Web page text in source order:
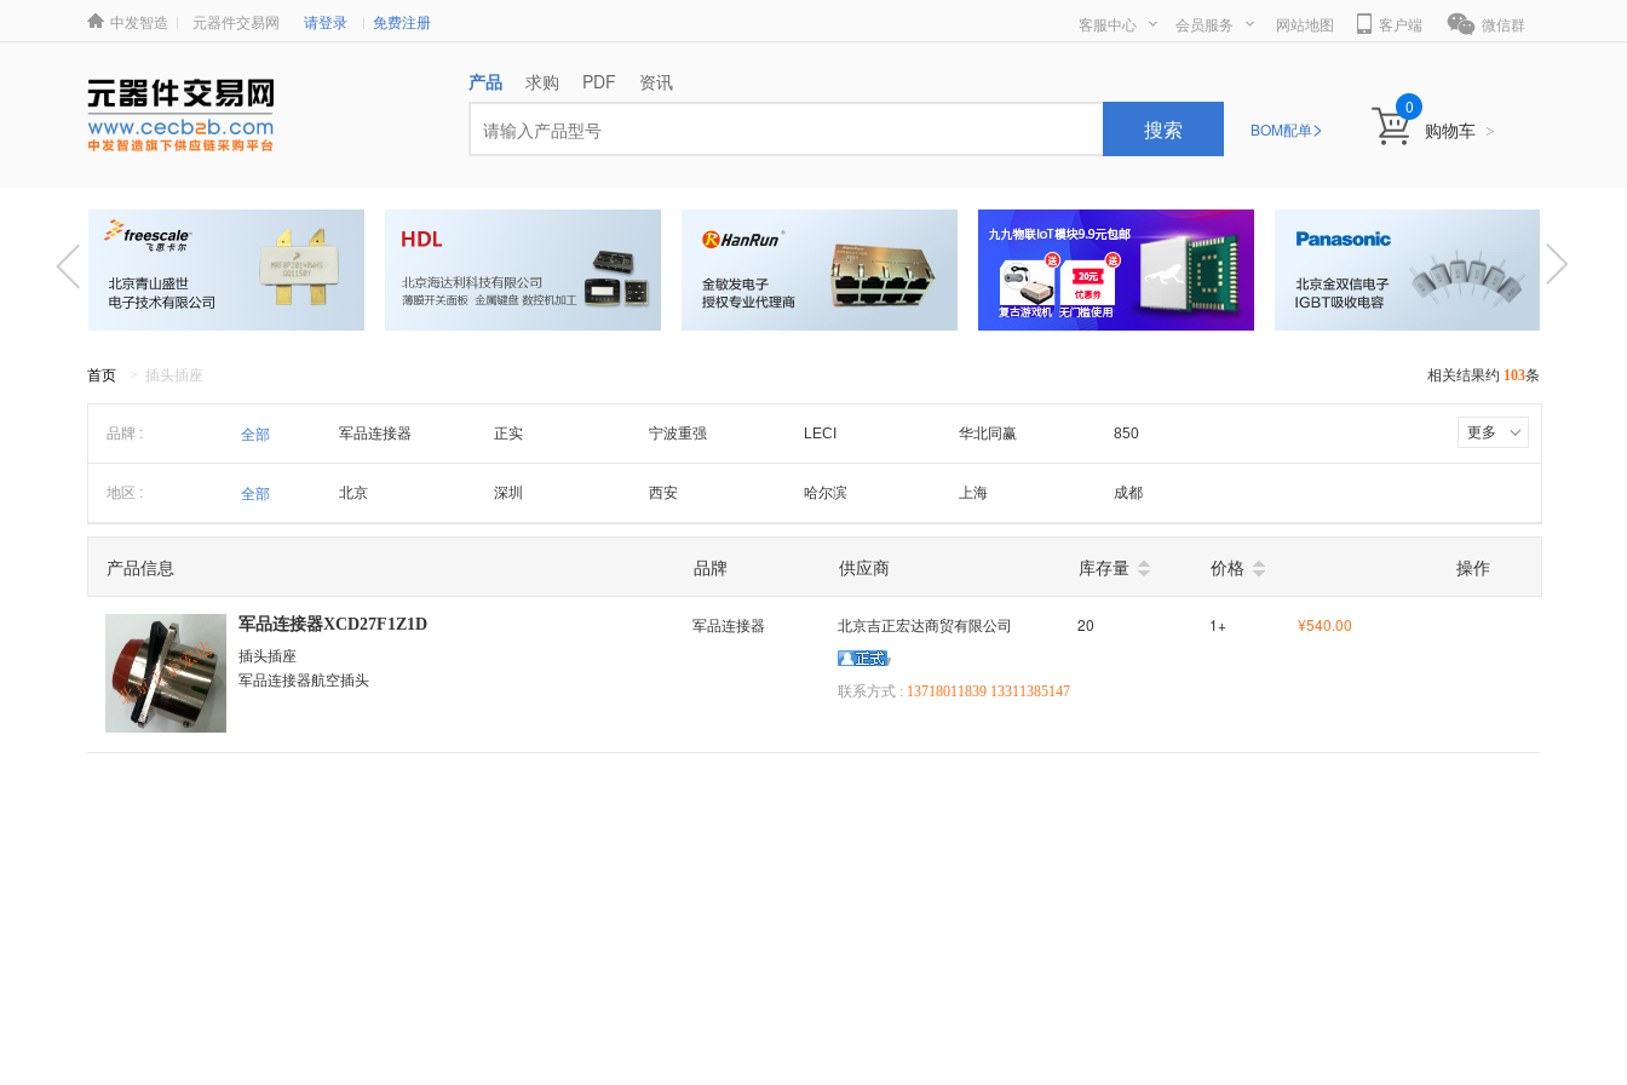
中发智造 元器件交易网 请登录 免费注册 客服中心 会员服务 网站地图 客户端 微信群
产品 求购 PDF 资讯
搜索 BOM配单> 购物车 >
0
首页 > 插头插座 相关结果约 103条
品牌 : 全部 军品连接器 正实 宁波重强 LECI 华北同赢 850 更多
地区 : 全部 北京 深圳 西安 哈尔滨 上海 成都
产品信息 品牌 供应商 库存量 价格 操作
军品连接器XCD27F1Z1D
插头插座
军品连接器航空插头
军品连接器 北京吉正宏达商贸有限公司
联系方式 : 13718011839 13311385147
20 1+ ¥540.00